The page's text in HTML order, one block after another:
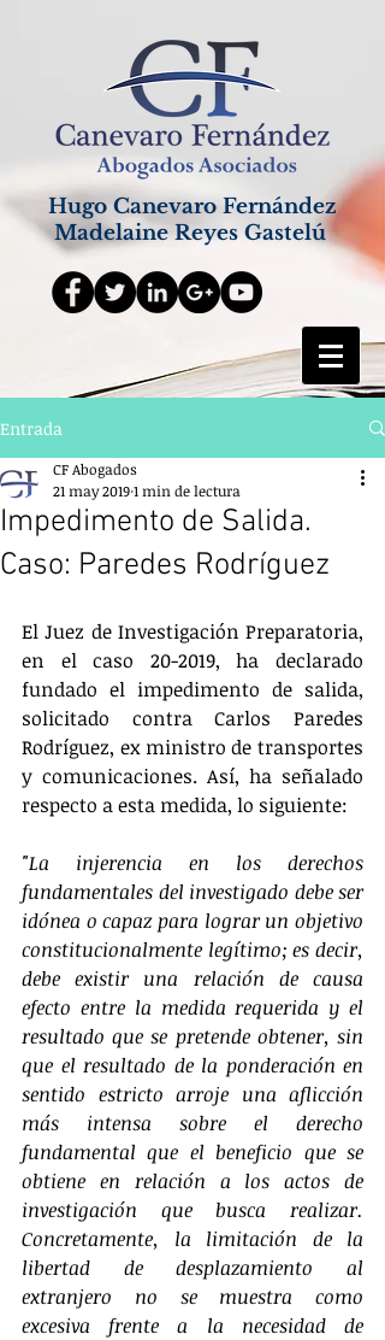
Hugo Canevaro Fernández
Madelaine Reyes Gastelú
Entrada
Impedimento de Salida.
Caso: Paredes Rodríguez
CF Abogados
21 may 20191 min de lectura
El Juez de Investigación Preparatoria,
en el caso 20-2019, ha declarado
fundado el impedimento de salida,
solicitado contra Carlos Paredes
Rodríguez, ex ministro de transportes
y comunicaciones. Así, ha señalado
respecto a esta medida, lo siguiente:
"La injerencia en los derechos
fundamentales del investigado debe ser
idónea o capaz para lograr un objetivo
constitucionalmente legítimo; es decir,
debe existir una relación de causa
efecto entre la medida requerida y el
resultado que se pretende obtener, sin
que el resultado de la ponderación en
sentido estricto arroje una aflicción
más intensa sobre el derecho
fundamental que el beneficio que se
obtiene en relación a los actos de
investigación que busca realizar.
Concretamente, la limitación de la
libertad de desplazamiento al
extranjero no se muestra como
excesiva frente a la necesidad de